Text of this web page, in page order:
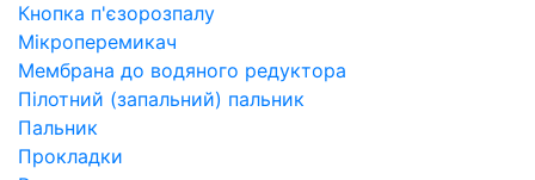
Кнопка п'єзорозпалу
Мікроперемикач
Мембрана до водяного редуктора
Пілотний (запальний) пальник
Пальник
Прокладки